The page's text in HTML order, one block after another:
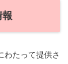
報
わたって提供さ